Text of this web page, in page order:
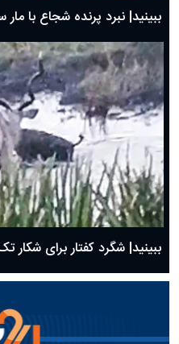
ببینید| نبرد پرنده شجاع با
ببینید| شگرد کفتار برای شکار